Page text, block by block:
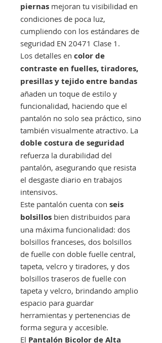
piernas mejoran tu visibilidad en
condiciones de poca luz,
cumpliendo con los estándares de
seguridad EN 20471 Clase 1.
Los detalles en color de
contraste en fuelles, tiradores,
presillas y tejido entre bandas
añaden un toque de estilo y
funcionalidad, haciendo que el
pantalón no solo sea práctico, sino
también visualmente atractivo. La
doble costura de seguridad
refuerza la durabilidad del
pantalón, asegurando que resista
el desgaste diario en trabajos
intensivos.
Este pantalón cuenta con seis
bolsillos bien distribuidos para
una máxima funcionalidad: dos
bolsillos franceses, dos bolsillos
de fuelle con doble fuelle central,
tapeta, velcro y tiradores, y dos
bolsillos traseros de fuelle con
tapeta y velcro, brindando amplio
espacio para guardar
herramientas y pertenencias de
forma segura y accesible.
El Pantalón Bicolor de Alta